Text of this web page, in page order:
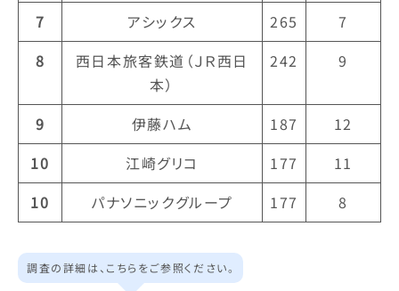
7
アシックス 265
7
8
西日本旅客鉄道（ＪＲ西日
本）
242 9
9 伊藤ハム 187
12
10
江崎グリコ 177
11
10
パナソニックグループ 177 8
調査の詳細は、こちらをご参照ください。